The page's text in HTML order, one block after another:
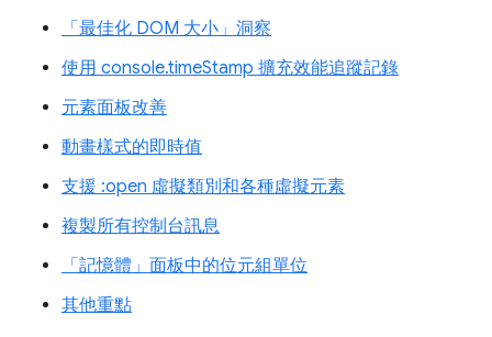
「最佳化 DOM 大小」洞察
使用 console.timeStamp 擴充效能追蹤記錄
元素面板改善
動畫樣式的即時值
支援 :open 虛擬類別和各種虛擬元素
複製所有控制台訊息
「記憶體」面板中的位元組單位
其他重點